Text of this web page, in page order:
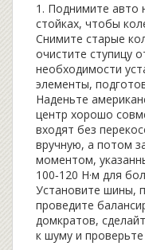
1. Поднимите авто
стойках, чтобы
Снимите старые
очистите ступицу
необходимости
элементы,
Наденьте
центр хорошо
входят без
вручную, а потом
моментом,
100‑120 Н·м для
Установите шины,
проведите
домкратов,
к шуму и